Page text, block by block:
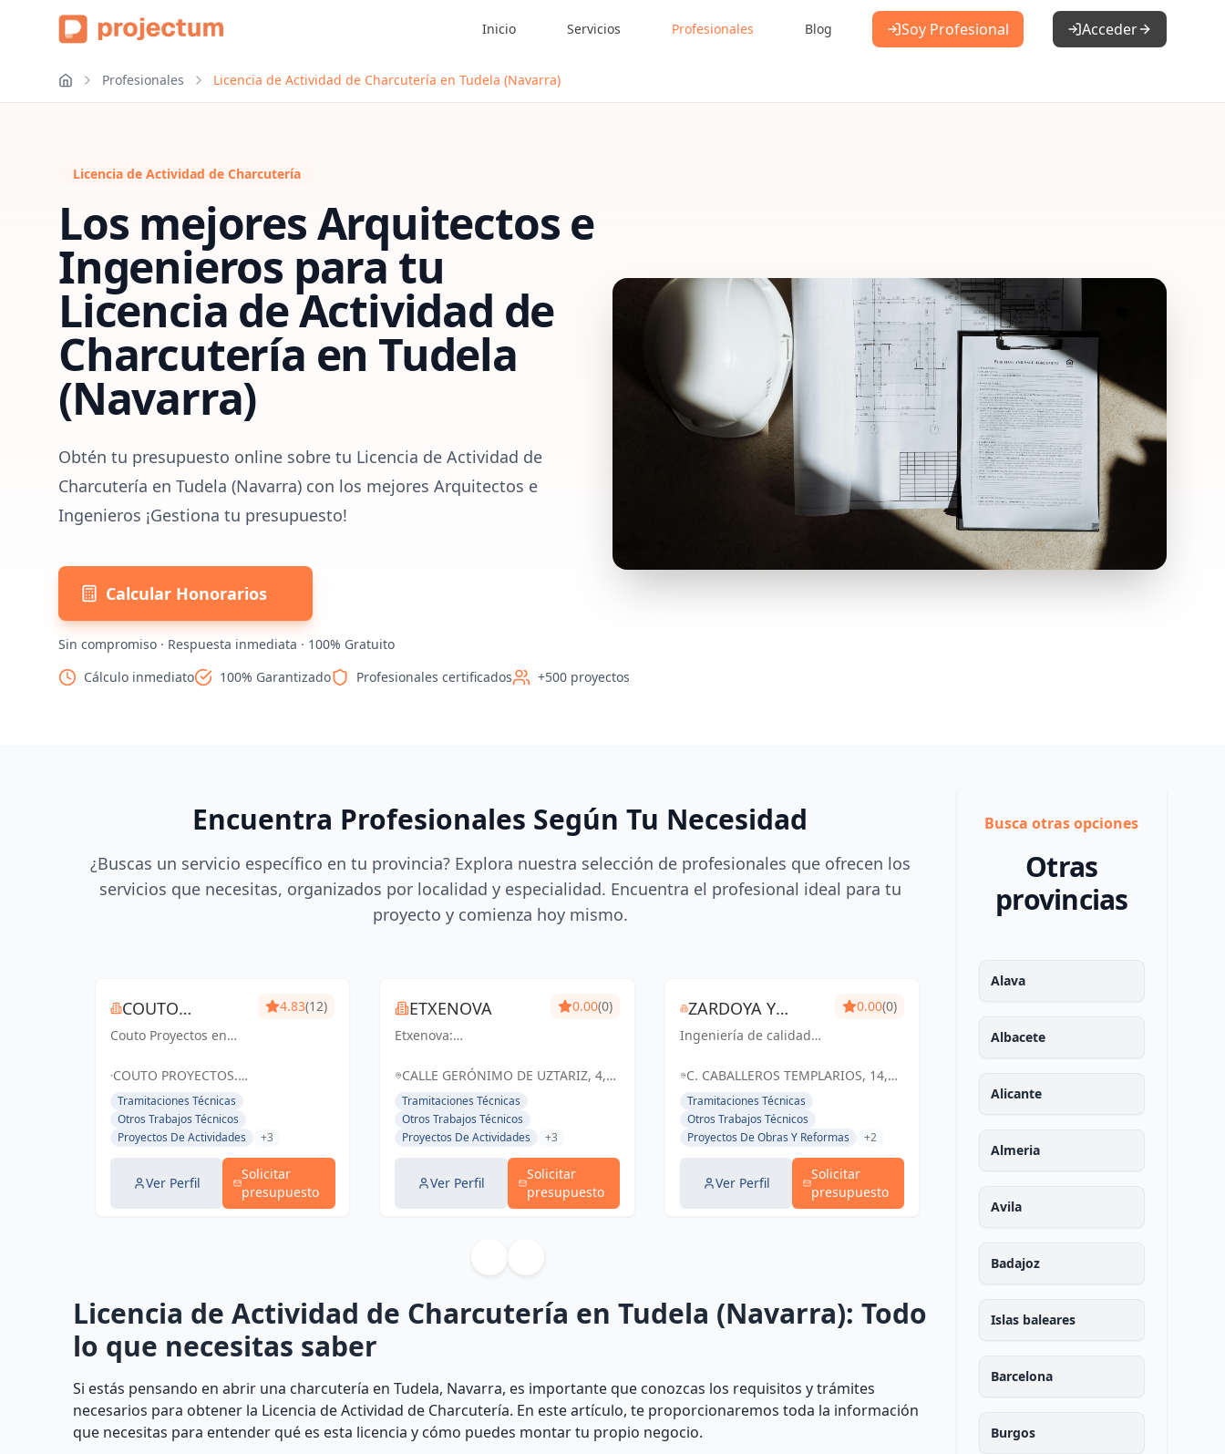
Inicio Servicios Profesionales Blog Soy Profesional Acceder
Profesionales Licencia de Actividad de Charcutería en Tudela (Navarra)
Licencia de Actividad de Charcutería
Los mejores Arquitectos e
Ingenieros para tu
Licencia de Actividad de
Charcutería en Tudela
(Navarra)
Obtén tu presupuesto online sobre tu Licencia de Actividad de
Charcutería en Tudela (Navarra) con los mejores Arquitectos e
Ingenieros ¡Gestiona tu presupuesto!
Calcular Honorarios
Sin compromiso · Respuesta inmediata · 100% Gratuito
Cálculo inmediato
100% Garantizado Profesionales certificados +500 proyectos
Encuentra Profesionales Según Tu Necesidad
¿Buscas un servicio específico en tu provincia? Explora nuestra selección de profesionales que ofrecen los
servicios que necesitas, organizados por localidad y especialidad. Encuentra el profesional ideal para tu
proyecto y comienza hoy mismo.
COUTO
PROYECTOS
Couto Proyectos en
servicios
integrales, desde
viviendas hasta
eliminación de
arquitectónicas.
4.83(12)
COUTO PROYECTOS.
ARQUITECTURA, ELIMINACIÓN DE
BARRERAS Y MEJORA DE
ENVOLVENTES TÉRMICAS EN
NAVARRA, 31191 CORDOVILLA,
Tramitaciones Técnicas
Otros Trabajos Técnicos
Proyectos De Actividades
+3
Ver Perfil
Solicitar
presupuesto
ETXENOVA
Etxenova:
en realidad. Ingeniería
Pamplona y Navarra.
Soluciones eficientes y
sostenibles para tus
0.00(0)
CALLE GERÓNIMO DE UZTARIZ, 4,
PAMPLONA, ESPAÑA, España
Tramitaciones Técnicas
Otros Trabajos Técnicos
Proyectos De Actividades
+3
Ver Perfil
Solicitar
presupuesto
ZARDOYA Y
HUETE
INGENIERIA SL
Ingeniería de calidad
Zardoya y Huete
confiables en Navarra y
Ribaforada.
0.00(0)
C. CABALLEROS TEMPLARIOS, 14,
31550 RIBAFORADA, ESPAÑA,
España
Tramitaciones Técnicas
Otros Trabajos Técnicos
Proyectos De Obras Y Reformas
+2
Ver Perfil
Solicitar
presupuesto
Licencia de Actividad de Charcutería en Tudela (Navarra): Todo
lo que necesitas saber
Si estás pensando en abrir una charcutería en Tudela, Navarra, es importante que conozcas los requisitos y trámites
necesarios para obtener la Licencia de Actividad de Charcutería. En este artículo, te proporcionaremos toda la información
que necesitas para entender qué es esta licencia y cómo puedes montar tu propio negocio.
Busca otras opciones
Otras
provincias
Alava
Albacete
Alicante
Almeria
Avila
Badajoz
Islas baleares
Barcelona
Burgos